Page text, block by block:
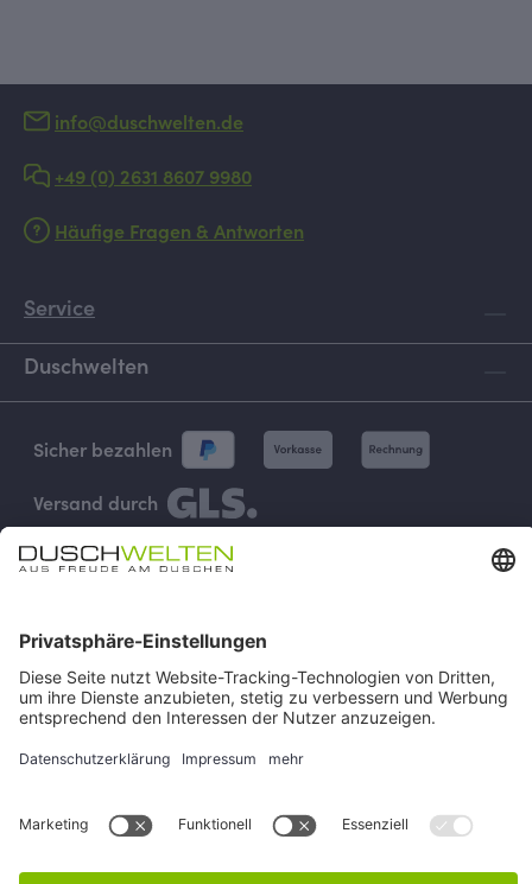
info@duschwelten.de
+49 (0) 2631 8607 9980
Häufige Fragen & Antworten
Service
Duschwelten
Sicher bezahlen
Versand durch
Impressum AGB Versand & Zahlung Widerruf
Alle Preise inkl. gesetzl. Mehrwertsteuer zzgl.Versandkostenund